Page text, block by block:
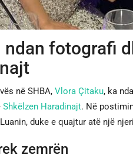
fotografi
në SHBA, Vlora Çitaku, ka
Shkëlzen Haradinajt. Në
duke e quajtur atë një
zemrën